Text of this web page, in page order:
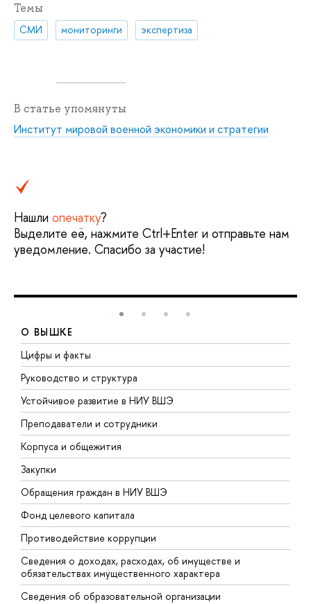
Темы
СМИ мониторинги экспертиза
В статье упомянуты
Институт мировой военной экономики и стратегии
Нашли опечатку?
Выделите её, нажмите Ctrl+Enter и отправьте нам
уведомление. Спасибо за участие!
О ВЫШКЕ
Цифры и факты
Руководство и структура
Устойчивое развитие в НИУ ВШЭ
Преподаватели и сотрудники
Корпуса и общежития
Закупки
Обращения граждан в НИУ ВШЭ
Фонд целевого капитала
Противодействие коррупции
Сведения о доходах, расходах, об имуществе и
обязательствах имущественного характера
Сведения об образовательной организации